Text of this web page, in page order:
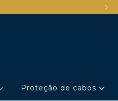
Proteção de cabos